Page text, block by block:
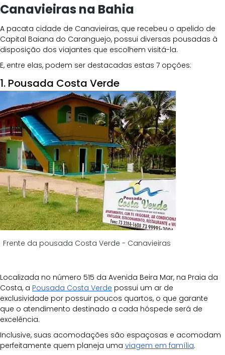
Canavieiras na Bahia
A pacata cidade de Canavieiras, que recebeu o apelido de
Capital Baiana do Caranguejo, possui diversas pousadas à
disposição dos viajantes que escolhem visitá-la.
E, entre elas, podem ser destacadas estas 7 opções:
1. Pousada Costa Verde
Frente da pousada Costa Verde - Canavieiras
Localizada no número 515 da Avenida Beira Mar, na Praia da
Costa, a Pousada Costa Verde possui um ar de
exclusividade por possuir poucos quartos, o que garante
que o atendimento destinado a cada hóspede será de
excelência.
Inclusive, suas acomodações são espaçosas e acomodam
perfeitamente quem planeja uma viagem em família.